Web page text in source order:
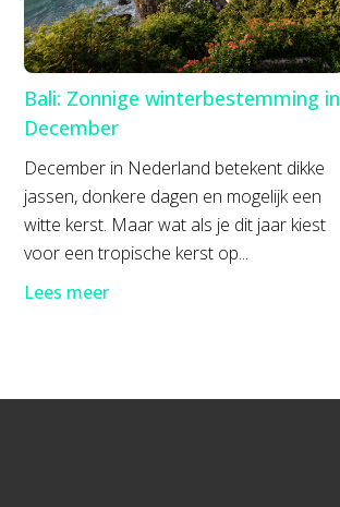
Bali: Zonnige winterbestemming in
December
December in Nederland betekent dikke
jassen, donkere dagen en mogelijk een
witte kerst. Maar wat als je dit jaar kiest
voor een tropische kerst op...
Lees meer